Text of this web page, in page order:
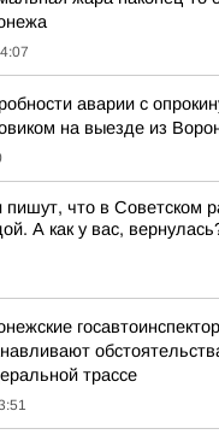
аварии с
на выезде из
пишут, что в Советском
А как у вас,
трассе